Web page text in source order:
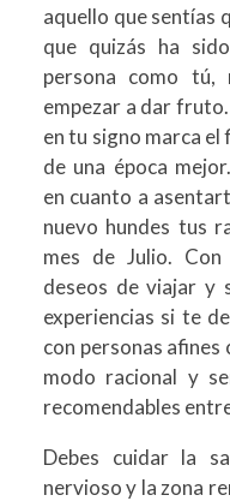
aquello que sentías
que quizás ha
persona como tú,
empezar a dar
en tu signo marca el
de una época
en cuanto a
nuevo hundes tus
mes de Julio.
deseos de viajar y
experiencias si te
con personas afines
modo racional y
recomendables
Debes cuidar la
nervioso y la zona